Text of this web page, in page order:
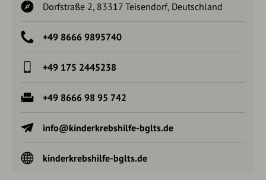
Dorfstraße 2, 83317 Teisendorf, Deutschland
+49 8666 9895740
+49 175 2445238
+49 8666 98 95 742
info@kinderkrebshilfe-bglts.de
kinderkrebshilfe-bglts.de